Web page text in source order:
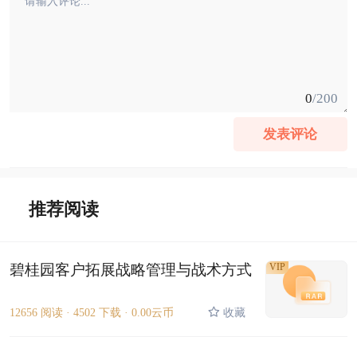
0/200
发表评论
推荐阅读
碧桂园客户拓展战略管理与战术方式
12656 阅读 · 4502 下载 · 0.00云币 收藏
VIP